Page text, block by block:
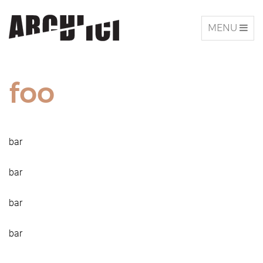
TOGGLE
MENU
foo
bar
bar
bar
bar